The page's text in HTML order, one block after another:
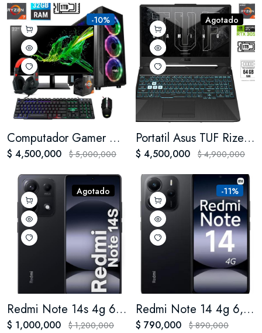
-10%
Computador Gamer Rizen 7 Disco SSD 1 ter 32 Ram
$ 4,500,000 $ 5,000,000
Agotado
Portatil Asus TUF Rizen 7 RTX 3050 FA506N ssd 1 tera 64 Ram
$ 4,500,000 $ 4,900,000
Agotado
Redmi Note 14s 4g 6,67 256gb 8gb Ram Cámara 200mpx
$ 1,000,000 $ 1,200,000
-11%
Redmi Note 14 4g 6,67 256gb 8gb Ram Cámara 108mpx
$ 790,000 $ 890,000